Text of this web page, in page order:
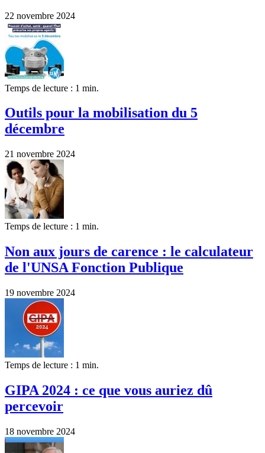
22 novembre 2024
Temps de lecture : 1 min.
Outils pour la mobilisation du 5
décembre
21 novembre 2024
Temps de lecture : 1 min.
Non aux jours de carence : le calculateur
de l'UNSA Fonction Publique
19 novembre 2024
Temps de lecture : 1 min.
GIPA 2024 : ce que vous auriez dû
percevoir
18 novembre 2024